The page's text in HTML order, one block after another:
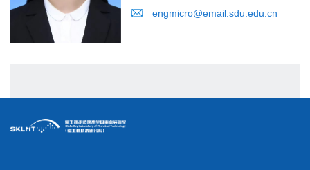
engmicro@email.sdu.edu.cn